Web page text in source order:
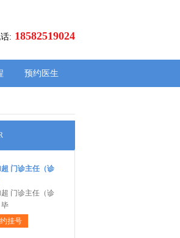
: 18582519024
预约医生
超 门诊主任（诊
超 门诊主任（诊
挂号